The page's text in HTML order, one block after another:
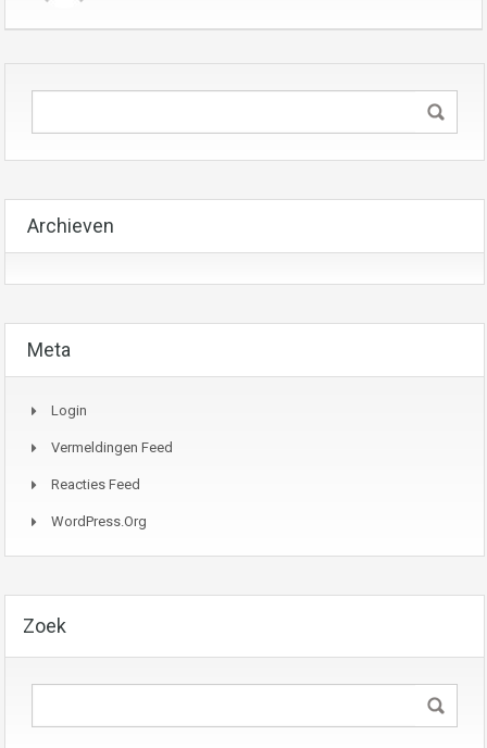
Archieven
Meta
Login
Vermeldingen Feed
Reacties Feed
WordPress.org
Zoek